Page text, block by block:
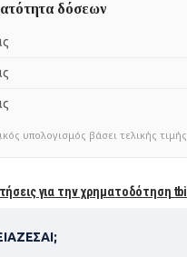
για την χρηματοδότηση
δόσεων
υπολογισμός βάσει τελικής